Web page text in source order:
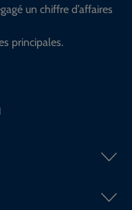
un chiffre d’affaires
principales.